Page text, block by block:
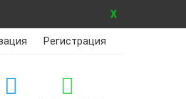
X
Регистрация